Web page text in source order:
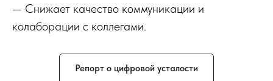
— Снижает качество коммуникации и
колаборации с коллегами.
Репорт о цифровой усталости